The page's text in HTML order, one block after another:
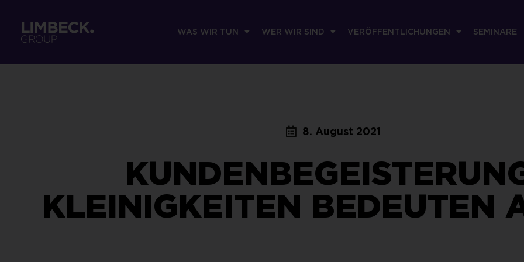
WAS WIR TUN WER WIR SIND VERÖFFENTLICHUNGEN SEMINARE
8. August 2021
KLEINIGKEITEN BEDEUTEN